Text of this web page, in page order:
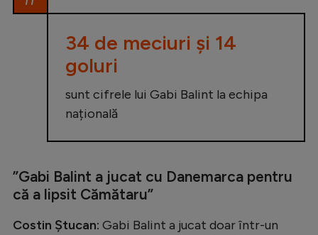
34 de meciuri și 14
goluri
sunt cifrele lui Gabi Balint la echipa
națională
”Gabi Balint a jucat cu Danemarca pentru
că a lipsit Cămătaru”
Costin Ștucan: Gabi Balint a jucat doar într-un